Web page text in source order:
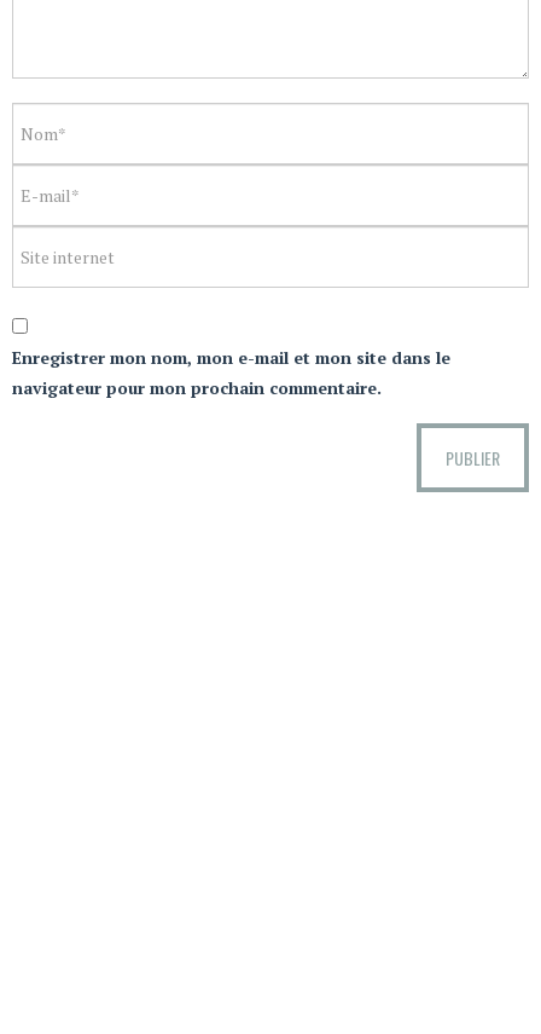
Enregistrer mon nom, mon e-mail et mon site dans le
navigateur pour mon prochain commentaire.